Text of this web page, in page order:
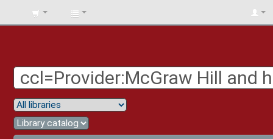
BIBLIOTECA